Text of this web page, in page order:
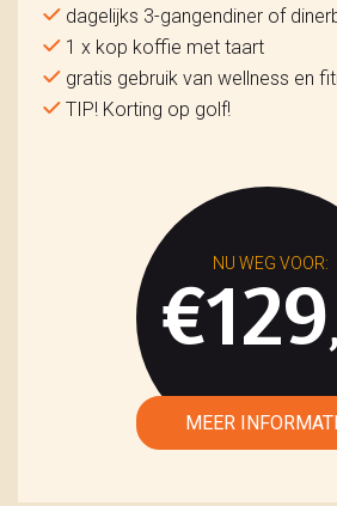
dagelijks 3-gangendiner of
1 x kop koffie met taart
gratis gebruik van wellness en
TIP! Korting op golf!
€129,